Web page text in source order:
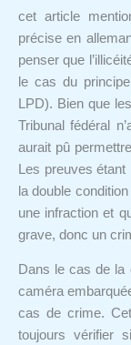
cet article
précise en
penser que
le cas du
LPD). Bien que
Tribunal fédéral
aurait pû
Les preuves
la double
une infraction et
grave, donc un
Dans le cas de la
caméra
cas de crime.
toujours vérifier